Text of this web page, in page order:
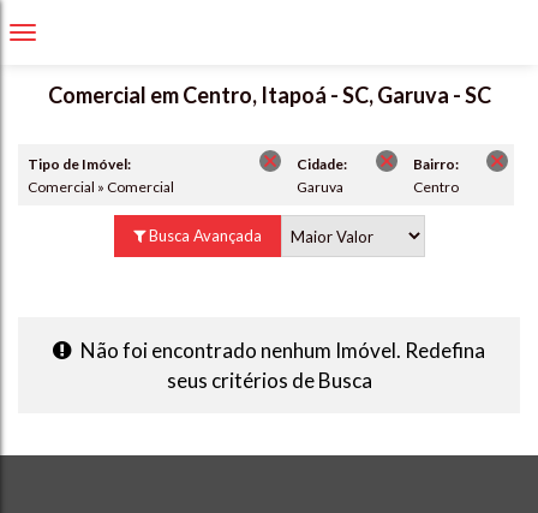
Comercial em Centro, Itapoá - SC, Garuva - SC
Tipo de Imóvel:
Comercial » Comercial
Cidade:
Garuva
Bairro:
Centro
Busca Avançada
Não foi encontrado nenhum Imóvel. Redefina
seus critérios de Busca